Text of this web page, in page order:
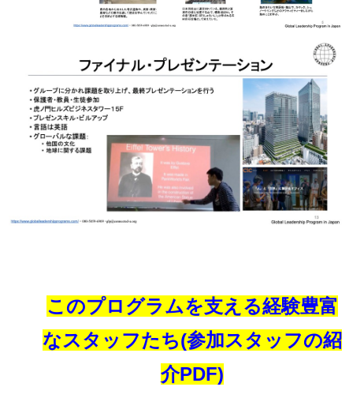
このプログラムを支える経験豊富
なスタッフたち(参加スタッフの紹
介PDF)